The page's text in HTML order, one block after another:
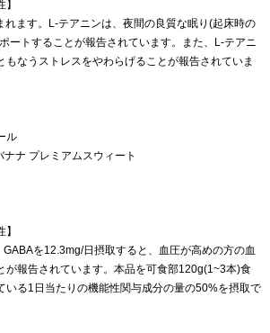
れます。L-テアニンは、夜間の良質な眠り(起床時の
ートすることが報告されています。また、L-テアニ
もなうストレスをやわらげることが報告されていま
ル
ナナ プレミアムスウィート
を12.3mg/日摂取すると、血圧が高めの方の血
が報告されています。本品を可食部120g(1~3本)食
いる1日当たりの機能性関与成分の量の50%を摂取で